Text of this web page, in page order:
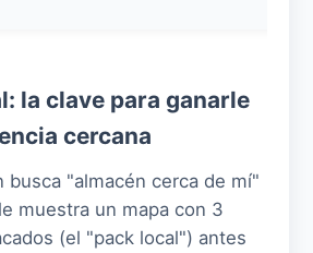
la clave para ganarle
cercana
busca "almacén cerca de mí"
muestra un mapa con 3
(el "pack local") antes